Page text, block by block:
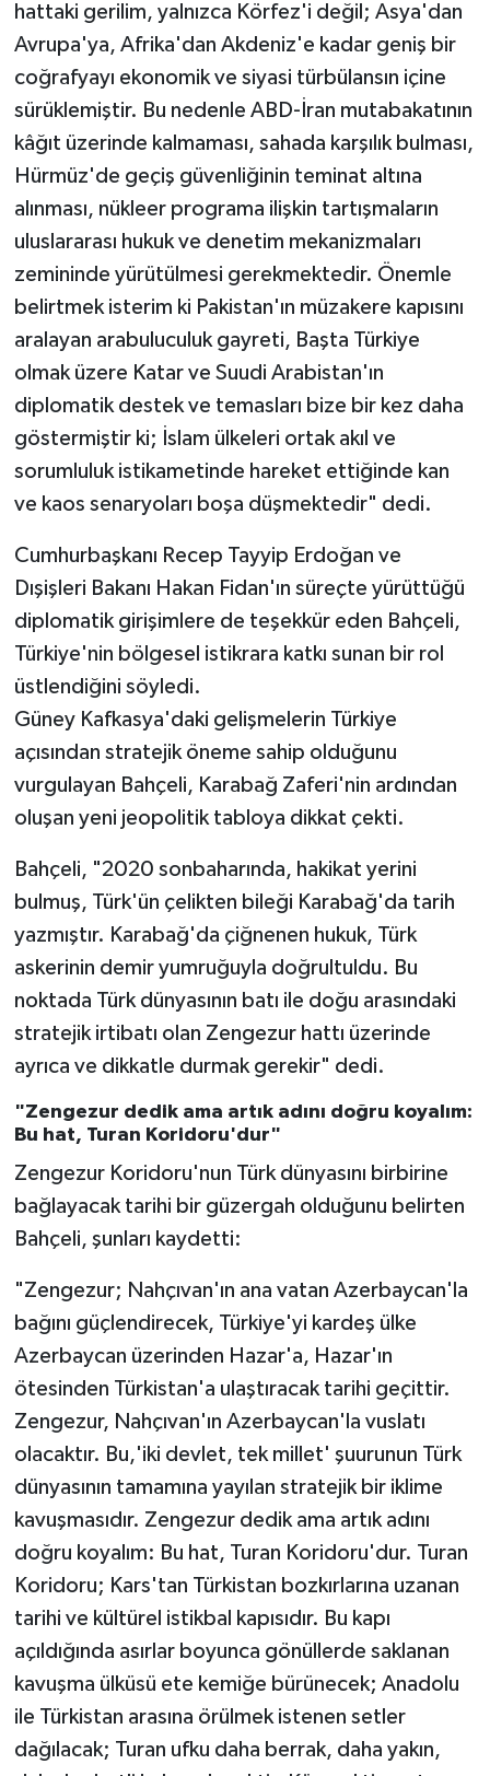
hattaki gerilim, yalnızca Körfez'i değil; Asya'dan
Avrupa'ya, Afrika'dan Akdeniz'e kadar geniş bir
coğrafyayı ekonomik ve siyasi türbülansın içine
sürüklemiştir. Bu nedenle ABD-İran mutabakatının
kâğıt üzerinde kalmaması, sahada karşılık bulması,
Hürmüz'de geçiş güvenliğinin teminat altına
alınması, nükleer programa ilişkin tartışmaların
uluslararası hukuk ve denetim mekanizmaları
zemininde yürütülmesi gerekmektedir. Önemle
belirtmek isterim ki Pakistan'ın müzakere kapısını
aralayan arabuluculuk gayreti, Başta Türkiye
olmak üzere Katar ve Suudi Arabistan'ın
diplomatik destek ve temasları bize bir kez daha
göstermiştir ki; İslam ülkeleri ortak akıl ve
sorumluluk istikametinde hareket ettiğinde kan
ve kaos senaryoları boşa düşmektedir" dedi.
Cumhurbaşkanı Recep Tayyip Erdoğan ve
Dışişleri Bakanı Hakan Fidan'ın süreçte yürüttüğü
diplomatik girişimlere de teşekkür eden Bahçeli,
Türkiye'nin bölgesel istikrara katkı sunan bir rol
üstlendiğini söyledi.
Güney Kafkasya'daki gelişmelerin Türkiye
açısından stratejik öneme sahip olduğunu
vurgulayan Bahçeli, Karabağ Zaferi'nin ardından
oluşan yeni jeopolitik tabloya dikkat çekti.
Bahçeli, "2020 sonbaharında, hakikat yerini
bulmuş, Türk'ün çelikten bileği Karabağ'da tarih
yazmıştır. Karabağ'da çiğnenen hukuk, Türk
askerinin demir yumruğuyla doğrultuldu. Bu
noktada Türk dünyasının batı ile doğu arasındaki
stratejik irtibatı olan Zengezur hattı üzerinde
ayrıca ve dikkatle durmak gerekir" dedi.
"Zengezur dedik ama artık adını doğru koyalım:
Bu hat, Turan Koridoru'dur"
Zengezur Koridoru'nun Türk dünyasını birbirine
bağlayacak tarihi bir güzergah olduğunu belirten
Bahçeli, şunları kaydetti:
"Zengezur; Nahçıvan'ın ana vatan Azerbaycan'la
bağını güçlendirecek, Türkiye'yi kardeş ülke
Azerbaycan üzerinden Hazar'a, Hazar'ın
ötesinden Türkistan'a ulaştıracak tarihi geçittir.
Zengezur, Nahçıvan'ın Azerbaycan'la vuslatı
olacaktır. Bu,'iki devlet, tek millet' şuurunun Türk
dünyasının tamamına yayılan stratejik bir iklime
kavuşmasıdır. Zengezur dedik ama artık adını
doğru koyalım: Bu hat, Turan Koridoru'dur. Turan
Koridoru; Kars'tan Türkistan bozkırlarına uzanan
tarihi ve kültürel istikbal kapısıdır. Bu kapı
açıldığında asırlar boyunca gönüllerde saklanan
kavuşma ülküsü ete kemiğe bürünecek; Anadolu
ile Türkistan arasına örülmek istenen setler
dağılacak; Turan ufku daha berrak, daha yakın,